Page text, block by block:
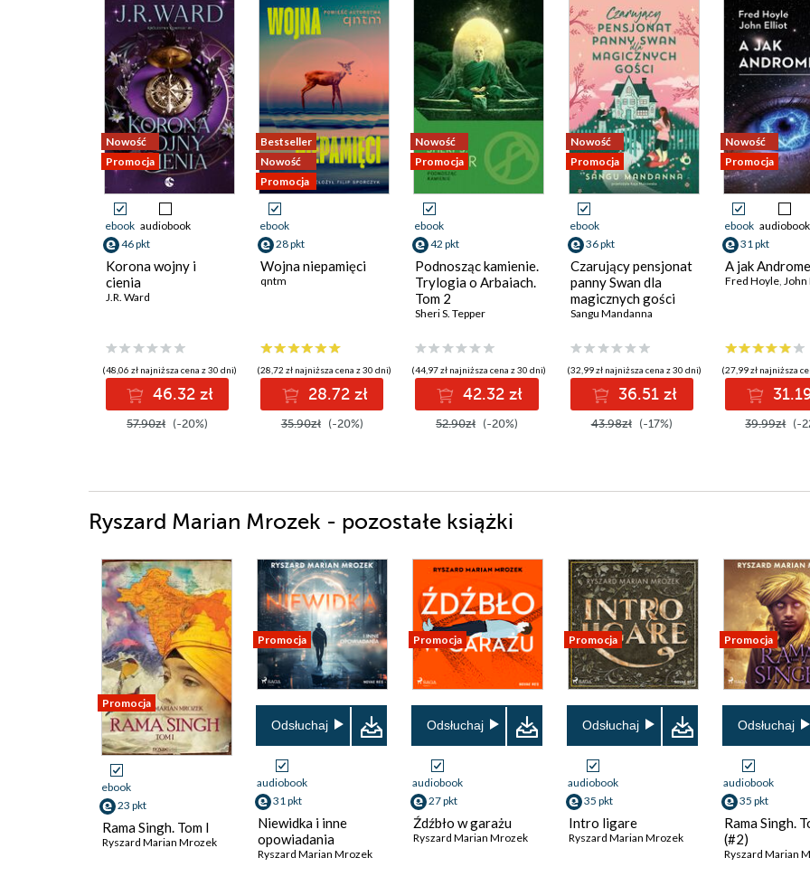
Nowość
Promocja
ebook audiobook
46 pkt
Korona wojny i
cienia
J.R. Ward
(48,06 zł najniższa cena z 30 dni)
46.32 zł
57.90zł (-20%)
Bestseller
Nowość
Promocja
ebook
28 pkt
Wojna niepamięci
qntm
(28,72 zł najniższa cena z 30 dni)
28.72 zł
35.90zł (-20%)
Nowość
Promocja
ebook
42 pkt
Podnosząc kamienie.
Trylogia o Arbaiach.
Tom 2
Sheri S. Tepper
(44,97 zł najniższa cena z 30 dni)
42.32 zł
52.90zł (-20%)
Nowość
Promocja
ebook
36 pkt
Czarujący pensjonat
panny Swan dla
magicznych gości
Sangu Mandanna
(32,99 zł najniższa cena z 30 dni)
36.51 zł
43.98zł (-17%)
Nowość
Promocja
ebook audiobook
31 pkt
A jak
Fred Hoyle, John
(27,99 zł najniższa
39.99zł (-
Ryszard Marian Mrozek - pozostałe książki
Promocja
ebook
23 pkt
Rama Singh. Tom I
Ryszard Marian Mrozek
Promocja
Odsłuchaj
audiobook
31 pkt
Niewidka i inne
opowiadania
Ryszard Marian Mrozek
Promocja
Odsłuchaj
audiobook
27 pkt
Źdźbło w garażu
Ryszard Marian Mrozek
Promocja
Odsłuchaj
audiobook
35 pkt
Intro ligare
Ryszard Marian Mrozek
Promocja
Odsłuchaj
audiobook
35 pkt
Rama Singh.
(#2)
Ryszard Marian